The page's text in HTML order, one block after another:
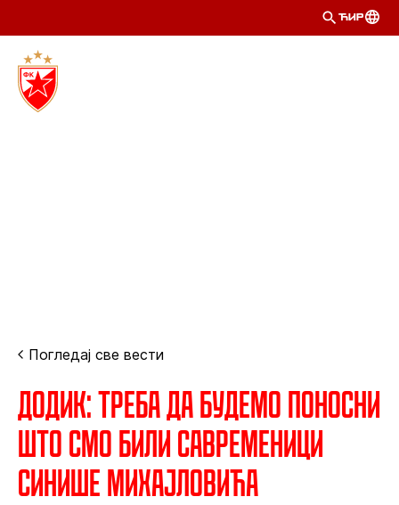
ЋИР
Погледај све вести
Додик: Треба да будемо поносни
што смо били савременици
Синише Михајловића